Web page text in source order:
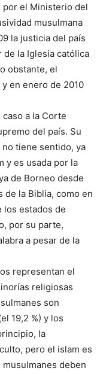
por el Ministerio del
musulmana
la justicia del país
la Iglesia católica
obstante, el
en enero de 2010
caso a la Corte
del país. Su
tiene sentido, ya
y es usada por la
de Borneo desde
de la Biblia, como en
los estados de
por su parte,
a pesar de la
representan el
religiosas
son
19,2 %) y los
la
pero el islam es
deben